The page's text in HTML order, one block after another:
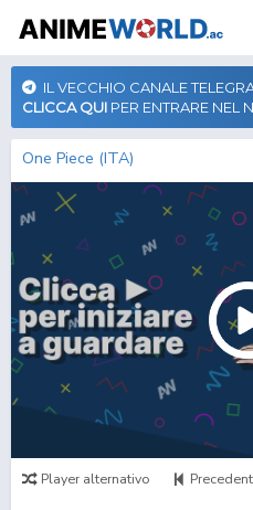
IL VECCHIO CANALE
CLICCA QUI PER ENTRARE NEL
One Piece (ITA)
Player alternativo